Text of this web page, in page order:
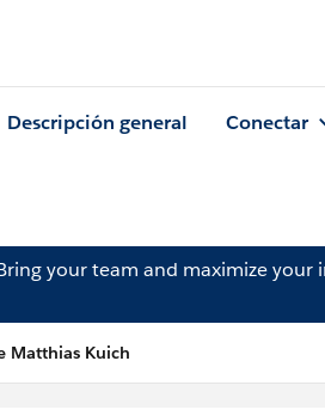
Descripción general Conectar
your team and maximize your
Matthias Kuich